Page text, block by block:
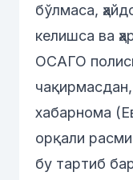
бўлмаса,
келишса ва
ОСАГО
хабарнома
орқали
бу тартиб